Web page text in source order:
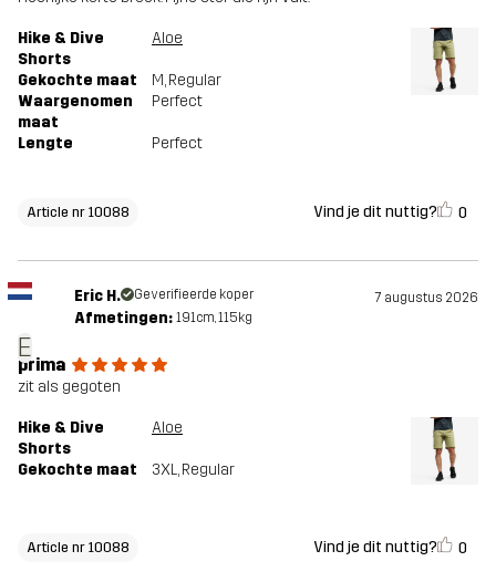
Hike & Dive
Shorts
Aloe
Gekochte maat M, Regular
Waargenomen
maat
Perfect
Lengte Perfect
Article nr 10088 Vind je dit nuttig? 0
E
Eric H. Geverifieerde koper 7 augustus 2026
Afmetingen: 191cm, 115kg
prima
zit als gegoten
Hike & Dive
Shorts
Aloe
Gekochte maat 3XL, Regular
Article nr 10088 Vind je dit nuttig? 0